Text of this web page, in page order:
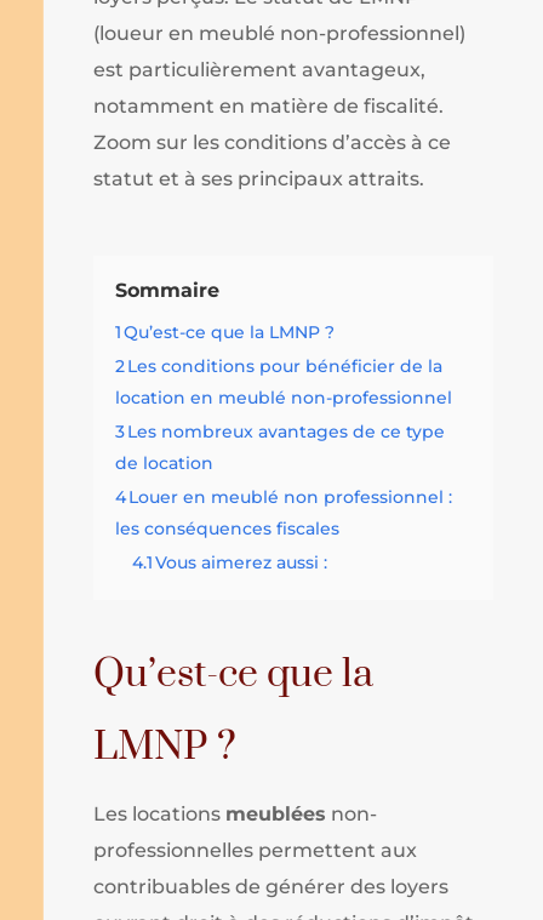
(loueur en meublé non-professionnel)
est particulièrement avantageux,
notamment en matière de fiscalité.
Zoom sur les conditions d’accès à ce
statut et à ses principaux attraits.
Sommaire
1Qu’est-ce que la LMNP ?
2Les conditions pour bénéficier de la
location en meublé non-professionnel
3Les nombreux avantages de ce type
de location
4Louer en meublé non professionnel :
les conséquences fiscales
4.1Vous aimerez aussi :
Qu’est-ce que la
LMNP ?
Les locations meublées non-
professionnelles permettent aux
contribuables de générer des loyers